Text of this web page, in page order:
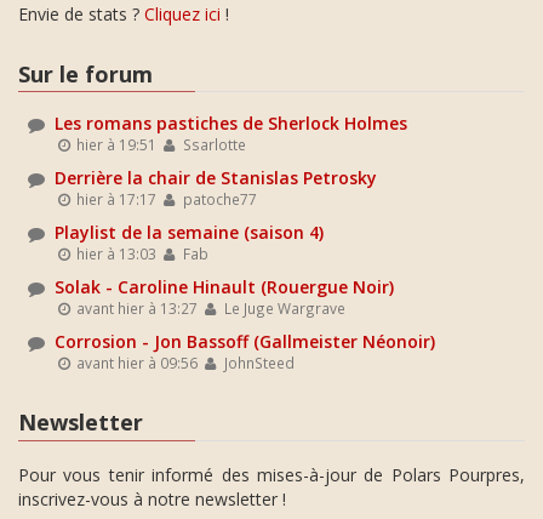
Envie de stats ? Cliquez ici !
Sur le forum
Les romans pastiches de Sherlock Holmes
hier à 19:51 Ssarlotte
Derrière la chair de Stanislas Petrosky
hier à 17:17 patoche77
Playlist de la semaine (saison 4)
hier à 13:03 Fab
Solak - Caroline Hinault (Rouergue Noir)
avant hier à 13:27 Le Juge Wargrave
Corrosion - Jon Bassoff (Gallmeister Néonoir)
avant hier à 09:56 JohnSteed
Newsletter
Pour vous tenir informé des mises-à-jour de Polars Pourpres,
inscrivez-vous à notre newsletter !